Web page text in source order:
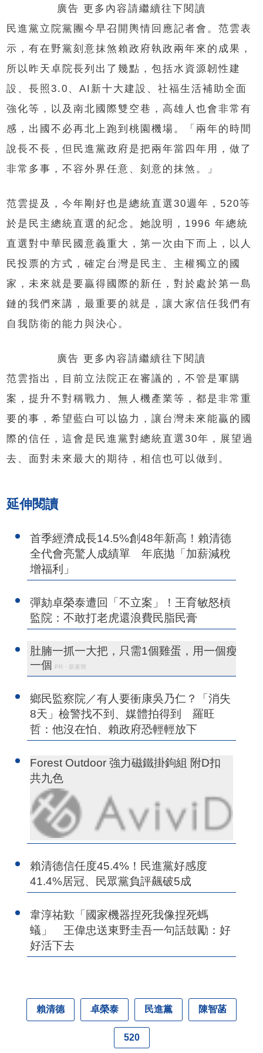
廣告 更多內容請繼續往下閱讀
民進黨立院黨團今早召開輿情回應記者會。范雲表
示，有在野黨刻意抹煞賴政府執政兩年來的成果，
所以昨天卓院長列出了幾點，包括水資源韌性建
設、長照3.0、AI新十大建設、社福生活補助全面
強化等，以及南北國際雙空巷，高雄人也會非常有
感，出國不必再北上跑到桃園機場。「兩年的時間
說長不長，但民進黨政府是把兩年當四年用，做了
非常多事，不容外界任意、刻意的抹煞。」
范雲提及，今年剛好也是總統直選30週年，520等
於是民主總統直選的紀念。她說明，1996 年總統
直選對中華民國意義重大，第一次由下而上，以人
民投票的方式，確定台灣是民主、主權獨立的國
家，未來就是要贏得國際的新任，對於處於第一島
鏈的我們來講，最重要的就是，讓大家信任我們有
自我防衛的能力與決心。
廣告 更多內容請繼續往下閱讀
范雲指出，目前立法院正在審議的，不管是軍購
案，提升不對稱戰力、無人機產業等，都是非常重
要的事，希望藍白可以協力，讓台灣未來能贏的國
際的信任，這會是民進黨對總統直選30年，展望過
去、面對未來最大的期待，相信也可以做到。
延伸閱讀
首季經濟成長14.5%創48年新高！賴清德
全代會亮驚人成績單 年底拋「加薪減稅
增福利」
彈劾卓榮泰遭回「不立案」！王育敏怒槓
監院：不敢打老虎還浪費民脂民膏
肚腩一抓一大把，只需1個雞蛋，用一個瘦
一個 PR・新素簡
鄉民監察院／有人要衝康吳乃仁？「消失
8天」檢警找不到、媒體拍得到 羅旺
哲：他沒在怕、賴政府恐輕輕放下
Forest Outdoor 強力磁鐵掛鉤組 附D扣
共九色
賴清德信任度45.4%！民進黨好感度
41.4%居冠、民眾黨負評飆破5成
韋淳祐歎「國家機器捏死我像捏死螞
蟻」 王偉忠送東野圭吾一句話鼓勵：好
好活下去
賴清德 卓榮泰 民進黨 陳智菡
520